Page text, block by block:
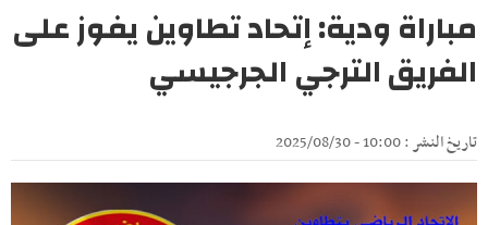
مباراة ودية: إتحاد تطاوين يفوز على
الفريق الترجي الجرجيسي
تاريخ النشر : 10:00 - 2025/08/30